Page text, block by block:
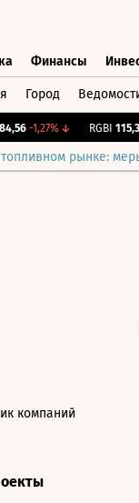
Финансы
Город
-1,27%↓ RGBI 115,35
рынке:
компаний